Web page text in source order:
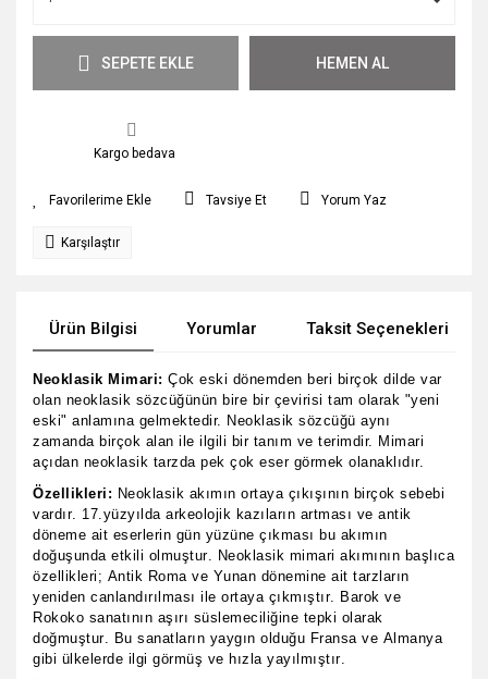
SEPETE EKLE HEMEN AL
Kargo bedava
Tavsiye Et Yorum Yaz
Karşılaştır
Ürün Bilgisi Yorumlar Taksit Seçenekleri
Neoklasik Mimari: Çok eski dönemden beri birçok dilde var
olan neoklasik sözcüğünün bire bir çevirisi tam olarak "yeni
eski" anlamına gelmektedir. Neoklasik sözcüğü aynı
zamanda birçok alan ile ilgili bir tanım ve terimdir. Mimari
açıdan neoklasik tarzda pek çok eser görmek olanaklıdır.
Özellikleri: Neoklasik akımın ortaya çıkışının birçok sebebi
vardır. 17.yüzyılda arkeolojik kazıların artması ve antik
döneme ait eserlerin gün yüzüne çıkması bu akımın
doğuşunda etkili olmuştur. Neoklasik mimari akımının başlıca
özellikleri; Antik Roma ve Yunan dönemine ait tarzların
yeniden canlandırılması ile ortaya çıkmıştır. Barok ve
Rokoko sanatının aşırı süslemeciliğine tepki olarak
doğmuştur. Bu sanatların yaygın olduğu Fransa ve Almanya
gibi ülkelerde ilgi görmüş ve hızla yayılmıştır.